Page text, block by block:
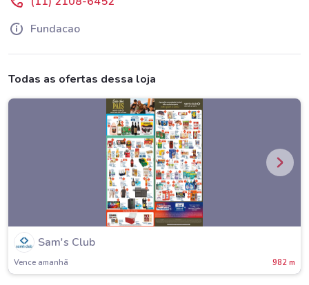
Fundacao
Todas as ofertas dessa loja
Sam's Club
Vence amanh 982 m